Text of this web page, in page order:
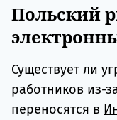
Польский
Существует ли
работников из-
переносятся в